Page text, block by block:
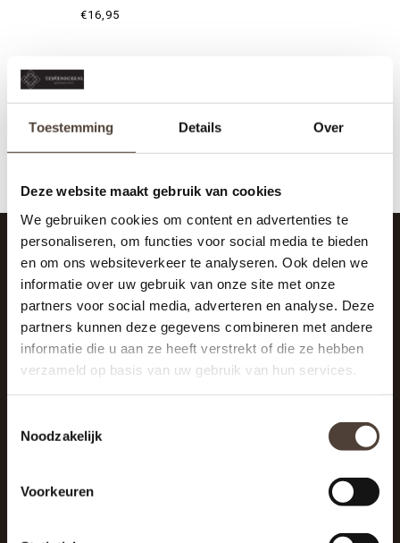
Toestemming Details Over
Deze website maakt gebruik van cookies
We gebruiken cookies om content en advertenties te
personaliseren, om functies voor social media te bieden
en om ons websiteverkeer te analyseren. Ook delen we
informatie over uw gebruik van onze site met onze
partners voor social media, adverteren en analyse. Deze
partners kunnen deze gegevens combineren met andere
informatie die u aan ze heeft verstrekt of die ze hebben
verzameld op basis van uw gebruik van hun services.
Noodzakelijk
Voorkeuren
BLOSSOM
€16,95
SCHRIJF JE IN VOOR DE NIEUWSBRIEF
And stay up to date with our latest offers